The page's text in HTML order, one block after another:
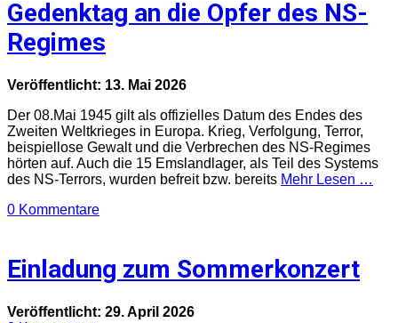
Gedenktag an die Opfer des NS-
Regimes
Veröffentlicht: 13. Mai 2026
Der 08.Mai 1945 gilt als offizielles Datum des Endes des
Zweiten Weltkrieges in Europa. Krieg, Verfolgung, Terror,
beispiellose Gewalt und die Verbrechen des NS-Regimes
hörten auf. Auch die 15 Emslandlager, als Teil des Systems
des NS-Terrors, wurden befreit bzw. bereits Mehr Lesen …
0 Kommentare
Einladung zum Sommerkonzert
Veröffentlicht: 29. April 2026